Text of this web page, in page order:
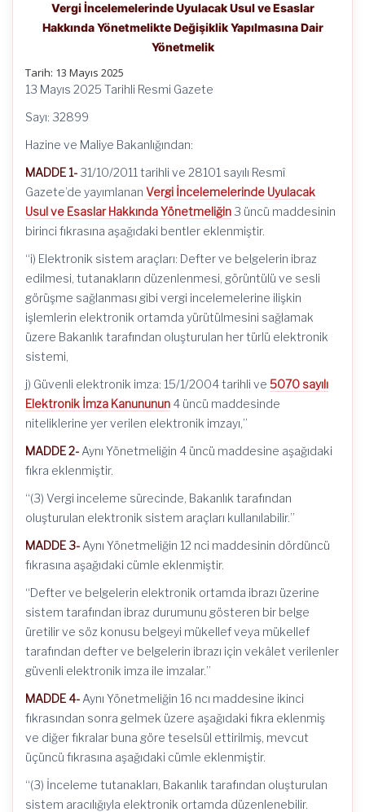
Vergi İncelemelerinde Uyulacak Usul ve Esaslar
Hakkında Yönetmelikte Değişiklik Yapılmasına Dair
Yönetmelik
Tarih: 13 Mayıs 2025
13 Mayıs 2025 Tarihli Resmi Gazete
Sayı: 32899
Hazine ve Maliye Bakanlığından:
MADDE 1- 31/10/2011 tarihli ve 28101 sayılı Resmî
Gazete’de yayımlanan Vergi İncelemelerinde Uyulacak
Usul ve Esaslar Hakkında Yönetmeliğin 3 üncü maddesinin
birinci fıkrasına aşağıdaki bentler eklenmiştir.
“i) Elektronik sistem araçları: Defter ve belgelerin ibraz
edilmesi, tutanakların düzenlenmesi, görüntülü ve sesli
görüşme sağlanması gibi vergi incelemelerine ilişkin
işlemlerin elektronik ortamda yürütülmesini sağlamak
üzere Bakanlık tarafından oluşturulan her türlü elektronik
sistemi,
j) Güvenli elektronik imza: 15/1/2004 tarihli ve 5070 sayılı
Elektronik İmza Kanununun 4 üncü maddesinde
niteliklerine yer verilen elektronik imzayı,”
MADDE 2- Aynı Yönetmeliğin 4 üncü maddesine aşağıdaki
fıkra eklenmiştir.
“(3) Vergi inceleme sürecinde, Bakanlık tarafından
oluşturulan elektronik sistem araçları kullanılabilir.”
MADDE 3- Aynı Yönetmeliğin 12 nci maddesinin dördüncü
fıkrasına aşağıdaki cümle eklenmiştir.
“Defter ve belgelerin elektronik ortamda ibrazı üzerine
sistem tarafından ibraz durumunu gösteren bir belge
üretilir ve söz konusu belgeyi mükellef veya mükellef
tarafından defter ve belgelerin ibrazı için vekâlet verilenler
güvenli elektronik imza ile imzalar.”
MADDE 4- Aynı Yönetmeliğin 16 ncı maddesine ikinci
fıkrasından sonra gelmek üzere aşağıdaki fıkra eklenmiş
ve diğer fıkralar buna göre teselsül ettirilmiş, mevcut
üçüncü fıkrasına aşağıdaki cümle eklenmiştir.
“(3) İnceleme tutanakları, Bakanlık tarafından oluşturulan
sistem aracılığıyla elektronik ortamda düzenlenebilir.